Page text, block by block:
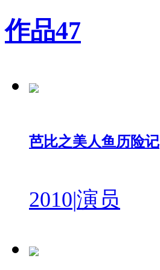
作品47
芭比之美人鱼历险记
2010|演员